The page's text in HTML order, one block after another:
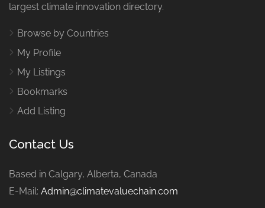
largest climate innovation directory.
Browse by Countries
My Profile
My Listings
Bookmarks
Add Listing
Contact Us
Based in Calgary, Alberta, Canada
E-Mail: Admin@climatevaluechain.com